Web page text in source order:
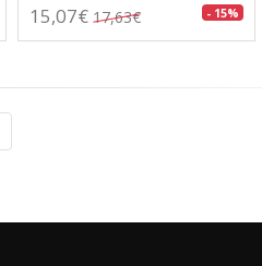
15,07€ 17,63€ - 15%